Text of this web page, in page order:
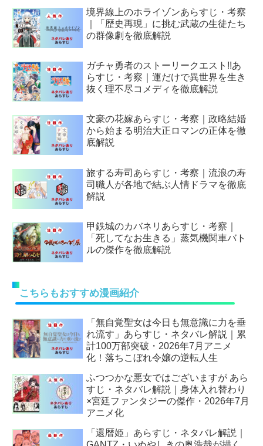
境界線上のホライゾンあらすじ・考察
｜「歴史再現」に挑む武蔵の生徒たち
の群像劇を徹底解説
ガチャ勇者のストーリークエスト!!あ
らすじ・考察｜運だけで異世界を生き
抜く理不尽コメディを徹底解説
文豪の花嫁あらすじ・考察｜政略結婚
から始まる明治大正ロマンの正体を徹
底解説
旅する寿司あらすじ・考察｜流浪の寿
司職人が各地で結ぶ人情ドラマを徹底
解説
甲鉄城のカバネリあらすじ・考察｜
「死してなお生きる」蒸気機関車バト
ルの傑作を徹底解説
こちらもおすすめ漫画紹介
「無自覚聖女は今日も無意識に力を垂
れ流す」あらすじ・ネタバレ解説｜累
計100万部突破・2026年7月アニメ
化！落ちこぼれ令嬢の逆転人生
ふつつかな悪女ではございますが あら
すじ・ネタバレ解説｜身体入れ替わり
×宮廷ファンタジーの傑作・2026年7月
アニメ化
「還暦姫」あらすじ・ネタバレ解説｜